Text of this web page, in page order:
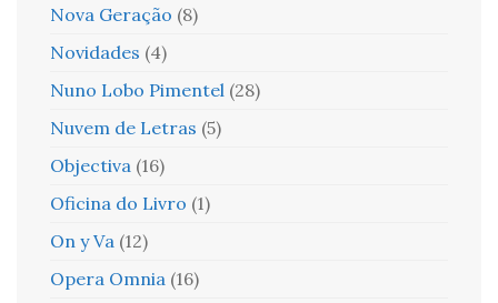
Nova Geração (8)
Novidades (4)
Nuno Lobo Pimentel (28)
Nuvem de Letras (5)
Objectiva (16)
Oficina do Livro (1)
On y Va (12)
Opera Omnia (16)